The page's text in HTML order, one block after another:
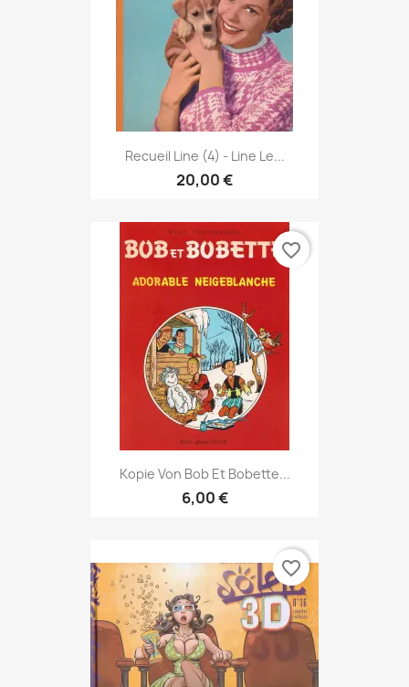
Recueil Line (4) - Line Le...
20,00 €
Kopie Von Bob Et Bobette...
6,00 €
favorite_border
favorite_border